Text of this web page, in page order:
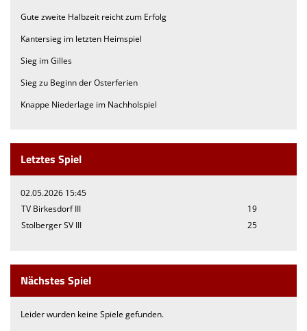
Gute zweite Halbzeit reicht zum Erfolg
Kantersieg im letzten Heimspiel
Sieg im Gilles
Sieg zu Beginn der Osterferien
Knappe Niederlage im Nachholspiel
Letztes Spiel
02.05.2026 15:45
TV Birkesdorf III
19
Stolberger SV III
25
Nächstes Spiel
Leider wurden keine Spiele gefunden.